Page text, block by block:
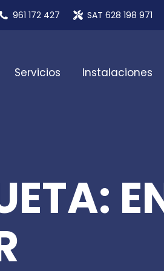
961 172 427 SAT 628 198 971
Servicios Instalaciones